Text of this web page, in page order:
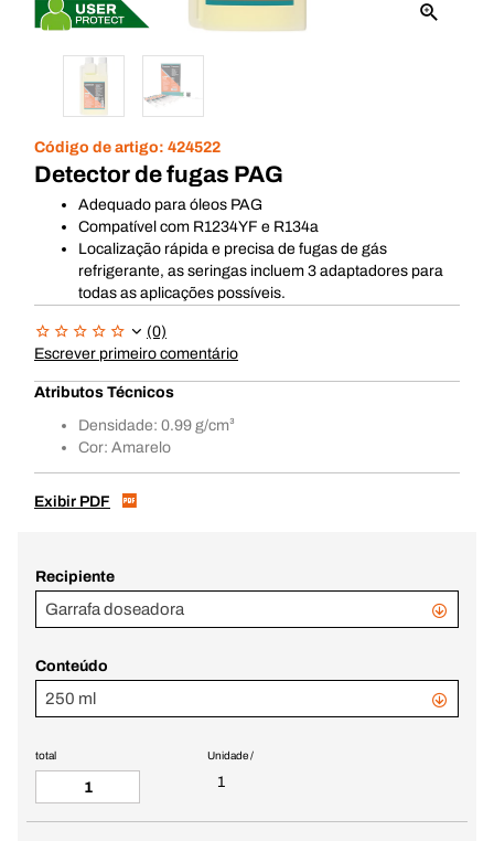
Código de artigo: 424522
Detector de fugas PAG
Adequado para óleos PAG
Compatível com R1234YF e R134a
Localização rápida e precisa de fugas de gás
refrigerante, as seringas incluem 3 adaptadores para
todas as aplicações possíveis.
(0)
Escrever primeiro comentário
Atributos Técnicos
Densidade: 0.99 g/cm³
Cor: Amarelo
Exibir PDF
Recipiente
Garrafa doseadora
Conteúdo
250 ml
Unidade /
1
total